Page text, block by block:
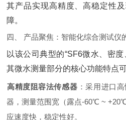
其产品实现高精度、高稳定性
障。
四、 产品聚焦：智能化综合测试仪
以该公司典型的“SF6微水、密
其微水测量部分的核心功能特点
高精度阻容法传感器 ：采用进口
器，测量范围宽（露点-60℃ ~
应速度快，稳定性好。